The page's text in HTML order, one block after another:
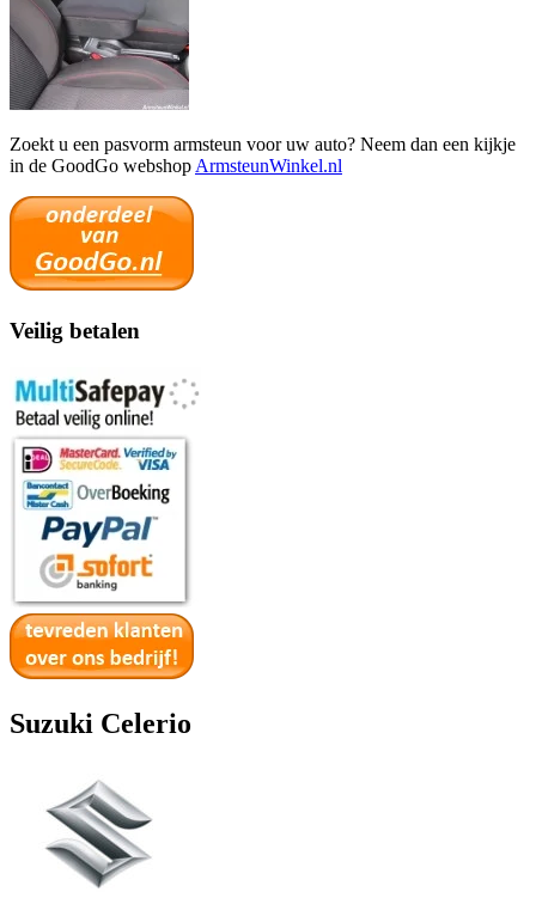
Zoekt u een pasvorm armsteun voor uw auto? Neem dan een kijkje
in de GoodGo webshop ArmsteunWinkel.nl
Veilig betalen
Suzuki Celerio